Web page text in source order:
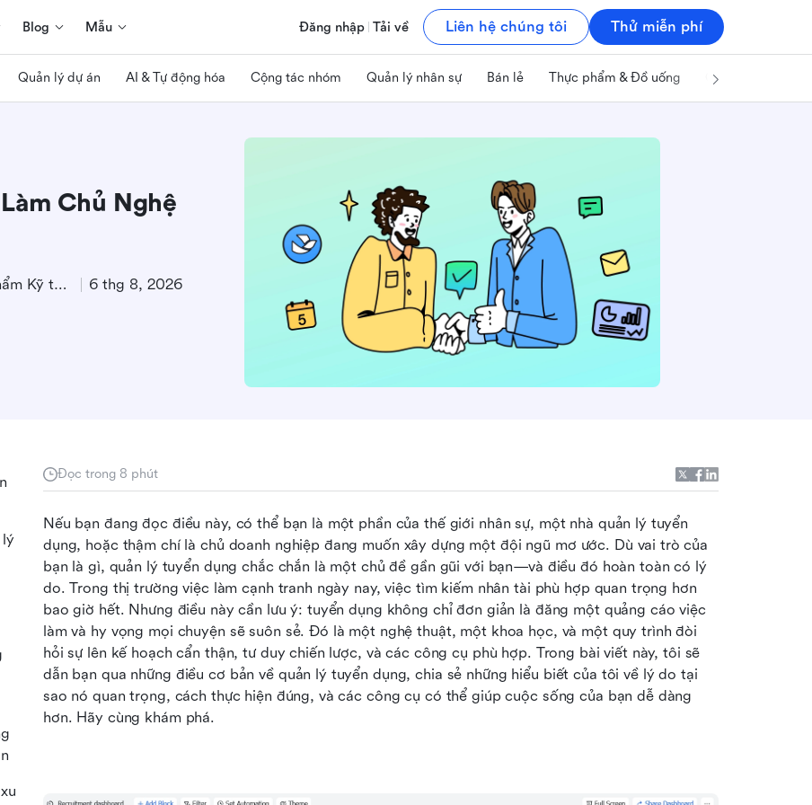
Blog Mẫu Đăng nhập Tải về Liên hệ chúng tôi Thử miễn phí
Quản lý dự án AI & Tự động hóa Cộng tác nhóm Quản lý nhân sự Bán lẻ Thực phẩm & Đồ uống Công nghệ & IT
Chủ Nghệ
Chuyên gia Tiếp thị Sản phẩm Kỹ thuật 6 thg 8, 2026
Đọc trong 8 phút
Nếu bạn đang đọc điều này, có thể bạn là một phần của thế giới nhân sự, một nhà quản lý tuyển
dụng, hoặc thậm chí là chủ doanh nghiệp đang muốn xây dựng một đội ngũ mơ ước. Dù vai trò của
bạn là gì, quản lý tuyển dụng chắc chắn là một chủ đề gần gũi với bạn—và điều đó hoàn toàn có lý
do. Trong thị trường việc làm cạnh tranh ngày nay, việc tìm kiếm nhân tài phù hợp quan trọng hơn
bao giờ hết. Nhưng điều này cần lưu ý: tuyển dụng không chỉ đơn giản là đăng một quảng cáo việc
làm và hy vọng mọi chuyện sẽ suôn sẻ. Đó là một nghệ thuật, một khoa học, và một quy trình đòi
hỏi sự lên kế hoạch cẩn thận, tư duy chiến lược, và các công cụ phù hợp. Trong bài viết này, tôi sẽ
dẫn bạn qua những điều cơ bản về quản lý tuyển dụng, chia sẻ những hiểu biết của tôi về lý do tại
sao nó quan trọng, cách thực hiện đúng, và các công cụ có thể giúp cuộc sống của bạn dễ dàng
hơn. Hãy cùng khám phá.